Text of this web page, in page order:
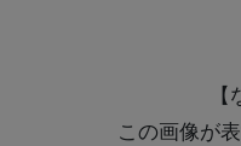
この画像が